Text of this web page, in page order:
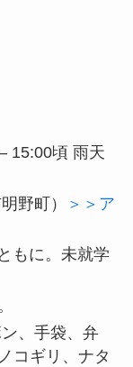
15:00頃 雨天
野町）
＞＞ア
もに。未就学
、手袋、弁
コギリ、ナタ